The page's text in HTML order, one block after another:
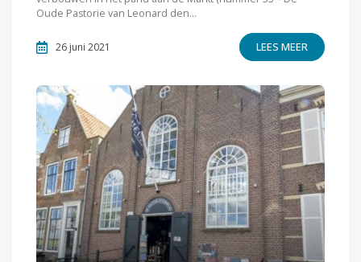
Oude Pastorie van Leonard den...
26 juni 2021 LEES MEER